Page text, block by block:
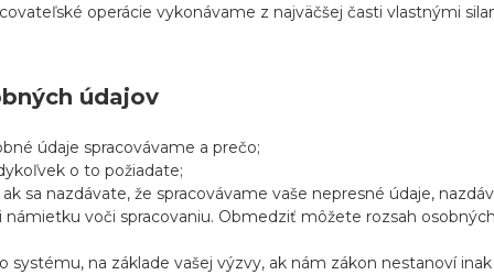
operácie vykonávame z najväčšej časti vlastnými
údajov
údaje spracovávame a prečo;
o to požiadate;
sa nazdávate, že spracovávame vaše nepresné údaje,
voči spracovaniu. Obmedziť môžete rozsah
na základe vašej výzvy, ak nám zákon nestanoví